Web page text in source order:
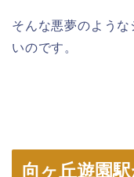
そんな悪夢のよう
いのです。
向ヶ丘遊園